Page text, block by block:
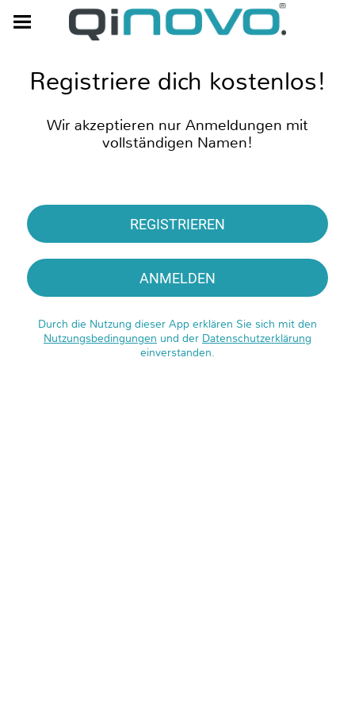
Registriere dich kostenlos!
Wir akzeptieren nur Anmeldungen mit
vollständigen Namen!
REGISTRIEREN
ANMELDEN
Durch die Nutzung dieser App erklären Sie sich mit den
Nutzungsbedingungen und der Datenschutzerklärung
einverstanden.